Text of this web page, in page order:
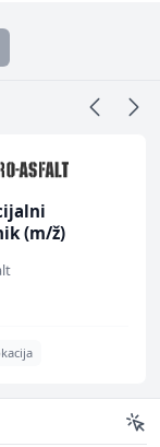
(m/ž)